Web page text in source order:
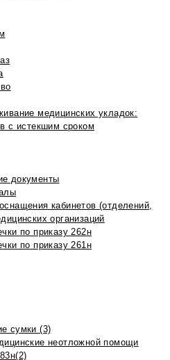
медицинских укладок:
с истекшим сроком
документы
кабинетов (отделений,
организаций
по приказу 262н
по приказу 261н
сумки (3)
неотложной помощи